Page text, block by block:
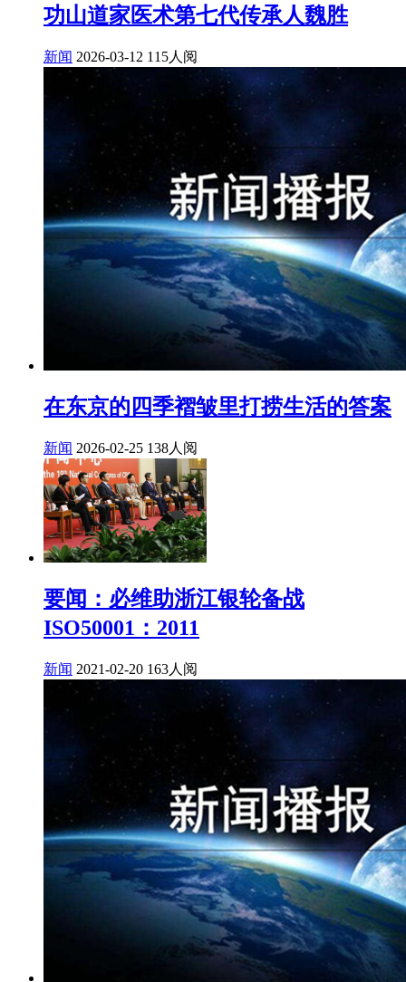
功山道家医术第七代传承人魏胜
新闻 2026-03-12 115人阅
在东京的四季褶皱里打捞生活的答案
新闻 2026-02-25 138人阅
要闻：必维助浙江银轮备战
ISO50001：2011
新闻 2021-02-20 163人阅